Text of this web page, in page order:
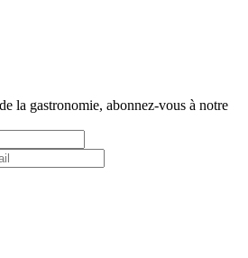
la gastronomie, abonnez-vous à notre